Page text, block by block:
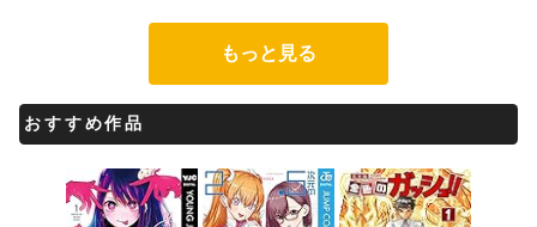
もっと見る
おすすめ作品